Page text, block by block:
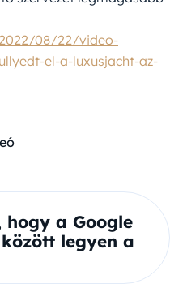
08/22/video-
el-a-luxusjacht-az-
a Google
legyen a